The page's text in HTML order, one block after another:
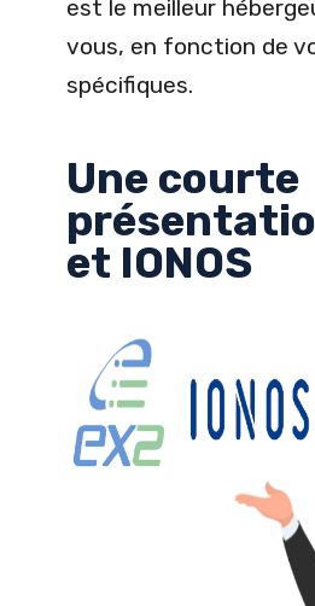
est le meilleur
vous, en fonction de
spécifiques.
Une courte
et IONOS